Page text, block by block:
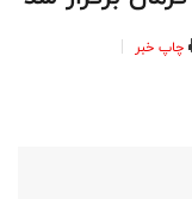
چاپ خبر